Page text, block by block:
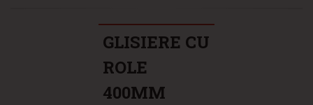
GLISIERE CU
ROLE
400MM